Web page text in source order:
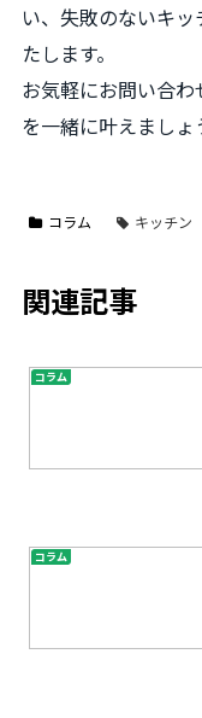
い、失敗のないキ
たします。
お気軽にお問い合
を一緒に叶えましょ
コラム キッチン
関連記事
コラム
コラム